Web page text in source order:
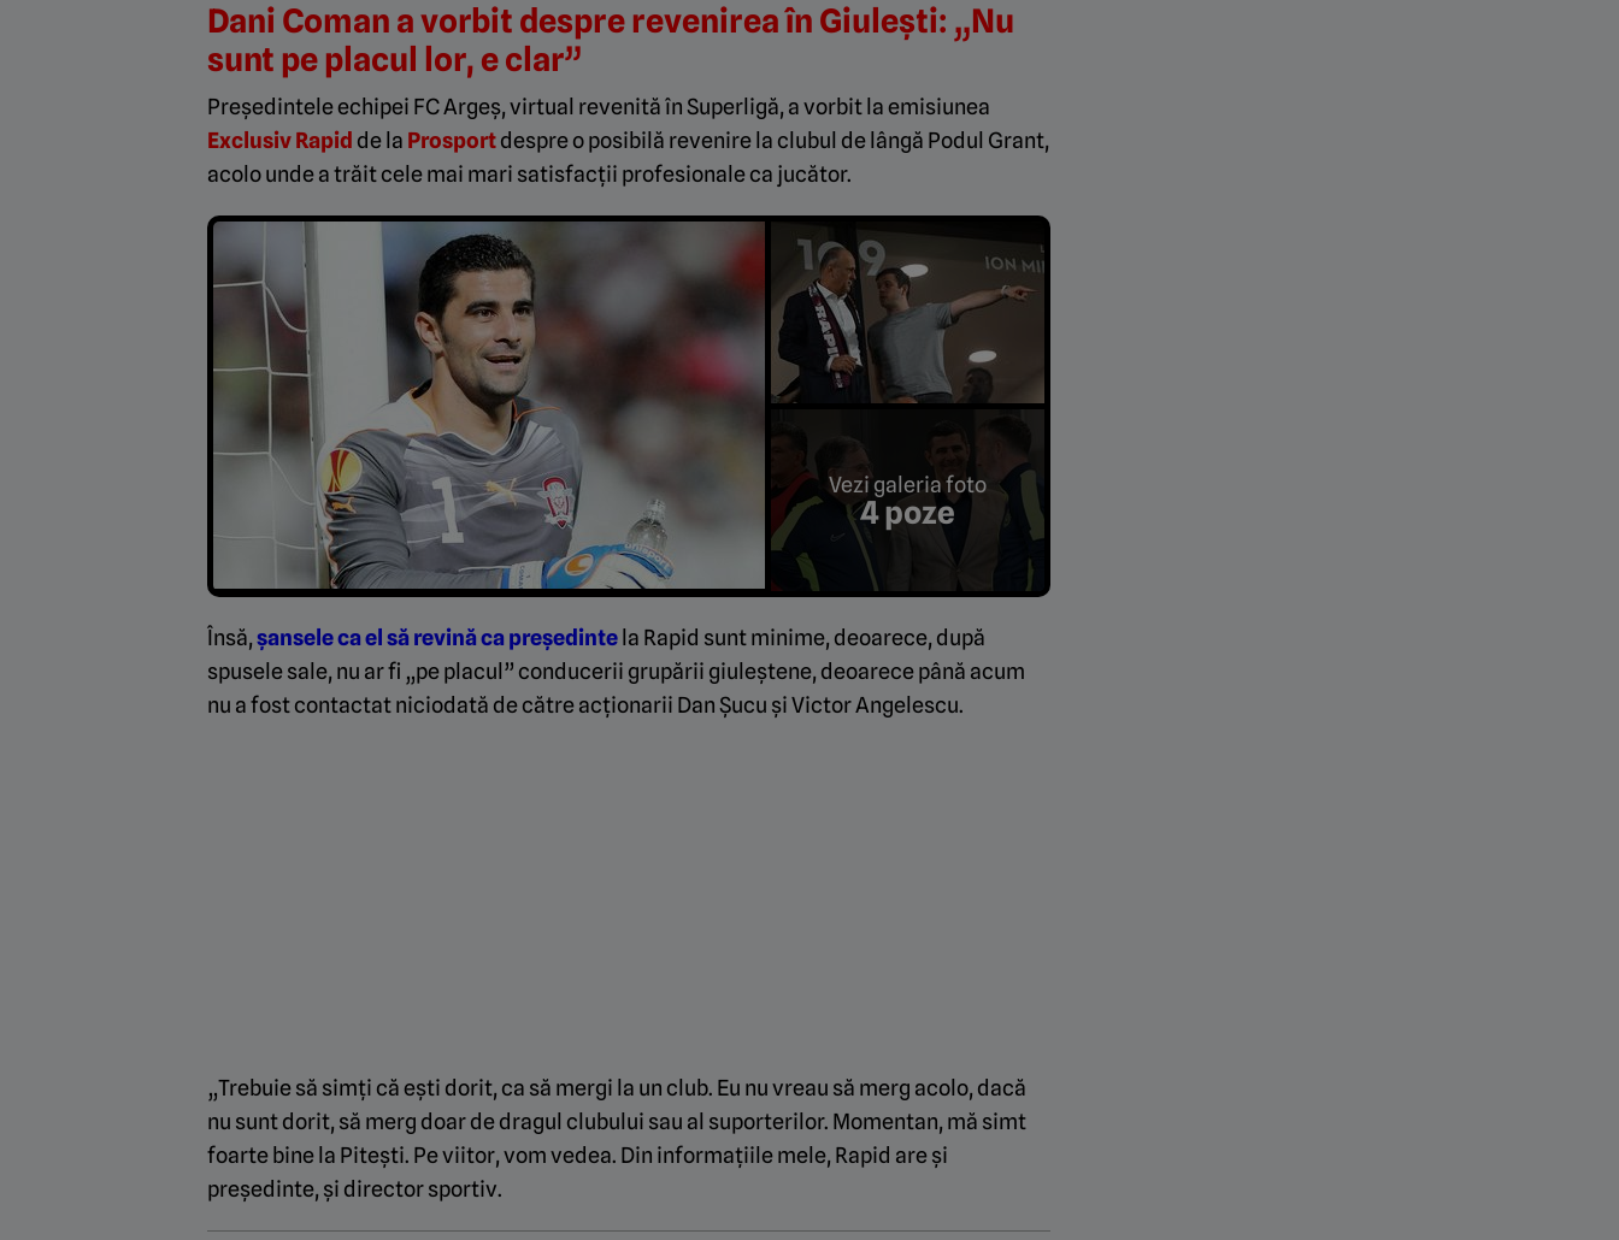
Dani Coman a vorbit despre revenirea în Giulești: „Nu
sunt pe placul lor, e clar”
Președintele echipei FC Argeș, virtual revenită în Superligă, a vorbit la emisiunea
Exclusiv Rapid de la Prosportdespre o posibilă revenire la clubul de lângă Podul Grant,
acolo unde a trăit cele mai mari satisfacții profesionale ca jucător.
Vezi galeria foto
4 poze
Însă,șansele ca el să revină ca președintela Rapid sunt minime, deoarece, după
spusele sale, nu ar fi „pe placul” conducerii grupării giuleștene, deoarece până acum
nu a fost contactat niciodată de către acționarii Dan Șucu și Victor Angelescu.
„Trebuie să simți că ești dorit, ca să mergi la un club. Eu nu vreau să merg acolo, dacă
nu sunt dorit, să merg doar de dragul clubului sau al suporterilor. Momentan, mă simt
foarte bine la Pitești. Pe viitor, vom vedea. Din informațiile mele, Rapid are și
președinte, și director sportiv.